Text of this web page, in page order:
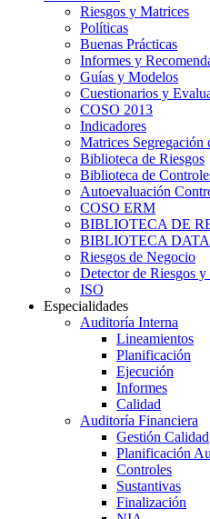
Riesgos y Matrices
Políticas
Buenas Prácticas
Informes y
Guías y Modelos
Cuestionarios y
COSO 2013
Indicadores
Matrices Segregación
Biblioteca de Riesgos
Biblioteca de
Autoevaluación
COSO ERM
BIBLIOTECA DE
BIBLIOTECA
Riesgos de Negocio
Detector de Riesgos
ISO
Especialidades
Auditoría Interna
Lineamientos
Planificación
Ejecución
Informes
Calidad
Auditoría Financiera
Gestión Calidad
Planificación
Controles
Sustantivas
Finalización